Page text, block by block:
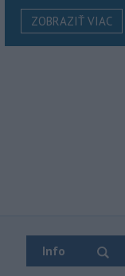
ZOBRAZIŤ VIAC
Info